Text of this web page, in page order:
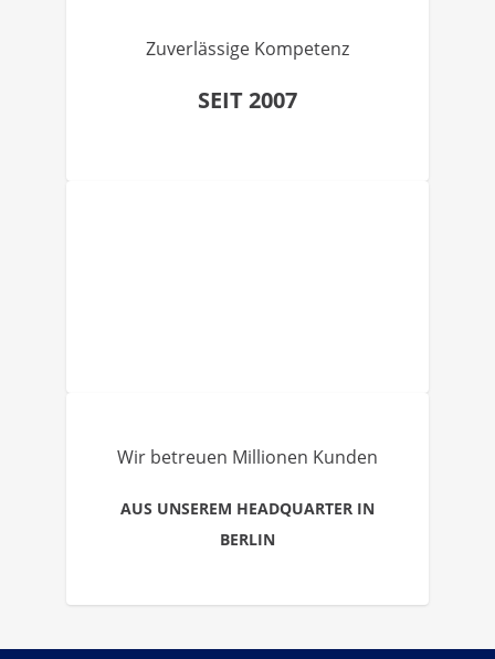
Zuverlässige Kompetenz
SEIT 2007
Wir betreuen Millionen Kunden
AUS UNSEREM HEADQUARTER IN
BERLIN